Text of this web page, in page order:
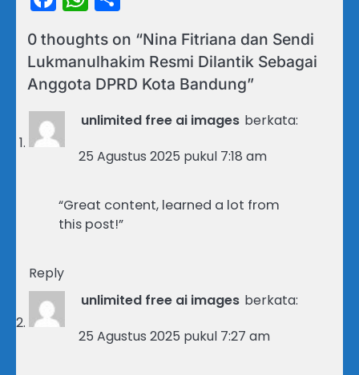
0 thoughts on “Nina Fitriana dan Sendi
Lukmanulhakim Resmi Dilantik Sebagai
Anggota DPRD Kota Bandung”
unlimited free ai images berkata:
25 Agustus 2025 pukul 7:18 am
“Great content, learned a lot from
this post!”
Reply
unlimited free ai images berkata:
25 Agustus 2025 pukul 7:27 am